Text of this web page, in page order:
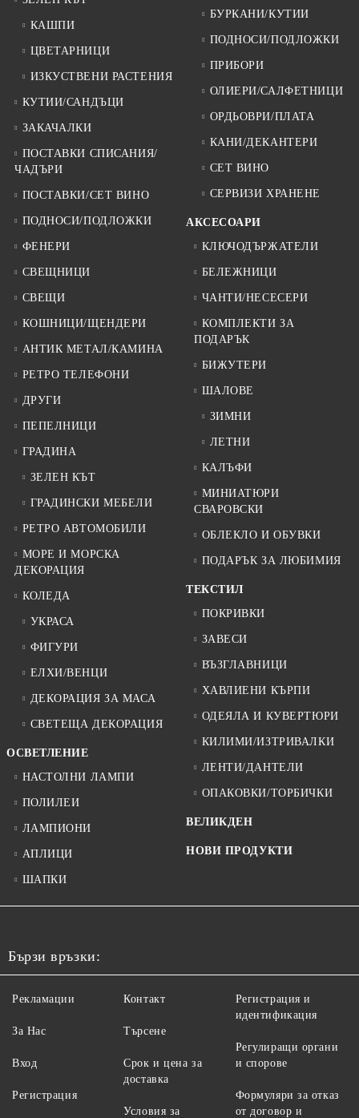
КАШПИ
ЦВЕТАРНИЦИ
ИЗКУСТВЕНИ РАСТЕНИЯ
КУТИИ/САНДЪЦИ
ЗАКАЧАЛКИ
ПОСТАВКИ СПИСАНИЯ/
ЧАДЪРИ
ПОСТАВКИ/СЕТ ВИНО
ПОДНОСИ/ПОДЛОЖКИ
ФЕНЕРИ
СВЕЩНИЦИ
СВЕЩИ
КОШНИЦИ/ЩЕНДЕРИ
АНТИК МЕТАЛ/КАМИНА
РЕТРО ТЕЛЕФОНИ
ДРУГИ
ПЕПЕЛНИЦИ
ГРАДИНА
ЗЕЛЕН КЪТ
ГРАДИНСКИ МЕБЕЛИ
РЕТРО АВТОМОБИЛИ
МОРЕ И МОРСКА
ДЕКОРАЦИЯ
КОЛЕДА
УКРАСА
ФИГУРИ
ЕЛХИ/ВЕНЦИ
ДЕКОРАЦИЯ ЗА МАСА
СВЕТЕЩА ДЕКОРАЦИЯ
ОСВЕТЛЕНИЕ
НАСТОЛНИ ЛАМПИ
ПОЛИЛЕИ
ЛАМПИОНИ
АПЛИЦИ
ШАПКИ
БУРКАНИ/КУТИИ
ПОДНОСИ/ПОДЛОЖКИ
ПРИБОРИ
ОЛИЕРИ/САЛФЕТНИЦИ
ОРДЬОВРИ/ПЛАТА
КАНИ/ДЕКАНТЕРИ
СЕТ ВИНО
СЕРВИЗИ ХРАНЕНЕ
АКСЕСОАРИ
КЛЮЧОДЪРЖАТЕЛИ
БЕЛЕЖНИЦИ
ЧАНТИ/НЕСЕСЕРИ
КОМПЛЕКТИ ЗА
ПОДАРЪК
БИЖУТЕРИ
ШАЛОВЕ
ЗИМНИ
ЛЕТНИ
КАЛЪФИ
МИНИАТЮРИ
СВАРОВСКИ
ОБЛЕКЛО И ОБУВКИ
ПОДАРЪК ЗА ЛЮБИМИЯ
ТЕКСТИЛ
ПОКРИВКИ
ЗАВЕСИ
ВЪЗГЛАВНИЦИ
ХАВЛИЕНИ КЪРПИ
ОДЕЯЛА И КУВЕРТЮРИ
КИЛИМИ/ИЗТРИВАЛКИ
ЛЕНТИ/ДАНТЕЛИ
ОПАКОВКИ/ТОРБИЧКИ
ВЕЛИКДЕН
НОВИ ПРОДУКТИ
Бързи връзки:
Рекламации
За Нас
Вход
Регистрация
Контакт
Търсене
Срок и цена за
доставка
Условия за
Регистрация и
идентификация
Регулиращи органи
и спорове
Формуляри за отказ
от договор и